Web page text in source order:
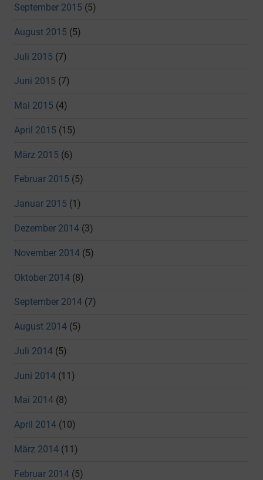
September 2015 (5)
August 2015 (5)
Juli 2015 (7)
Juni 2015 (7)
Mai 2015 (4)
April 2015 (15)
März 2015 (6)
Februar 2015 (5)
Januar 2015 (1)
Dezember 2014 (3)
November 2014 (5)
Oktober 2014 (8)
September 2014 (7)
August 2014 (5)
Juli 2014 (5)
Juni 2014 (11)
Mai 2014 (8)
April 2014 (10)
März 2014 (11)
Februar 2014 (5)